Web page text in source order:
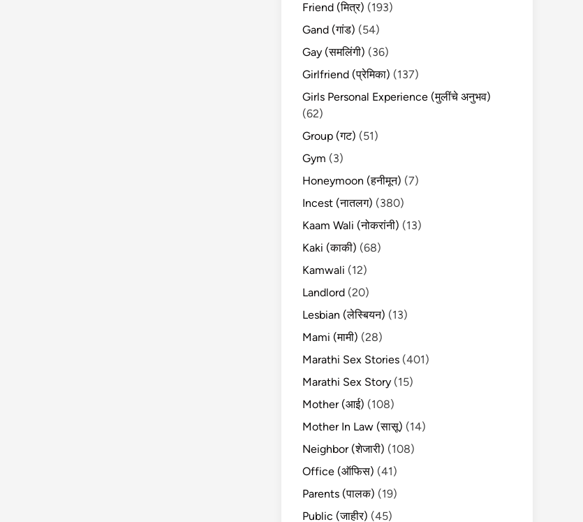
Friend (मित्र) (193)
Gand (गांड) (54)
Gay (समलिंगी) (36)
Girlfriend (प्रेमिका) (137)
Girls Personal Experience (मुलींचे अनुभव)
(62)
Group (गट) (51)
Gym (3)
Honeymoon (हनीमून) (7)
Incest (नातलग) (380)
Kaam Wali (नोकरांनी) (13)
Kaki (काकी) (68)
Kamwali (12)
Landlord (20)
Lesbian (लेस्बियन) (13)
Mami (मामी) (28)
Marathi Sex Stories (401)
Marathi Sex Story (15)
Mother (आई) (108)
Mother In Law (सासू) (14)
Neighbor (शेजारी) (108)
Office (ऑफिस) (41)
Parents (पालक) (19)
Public (जाहीर) (45)